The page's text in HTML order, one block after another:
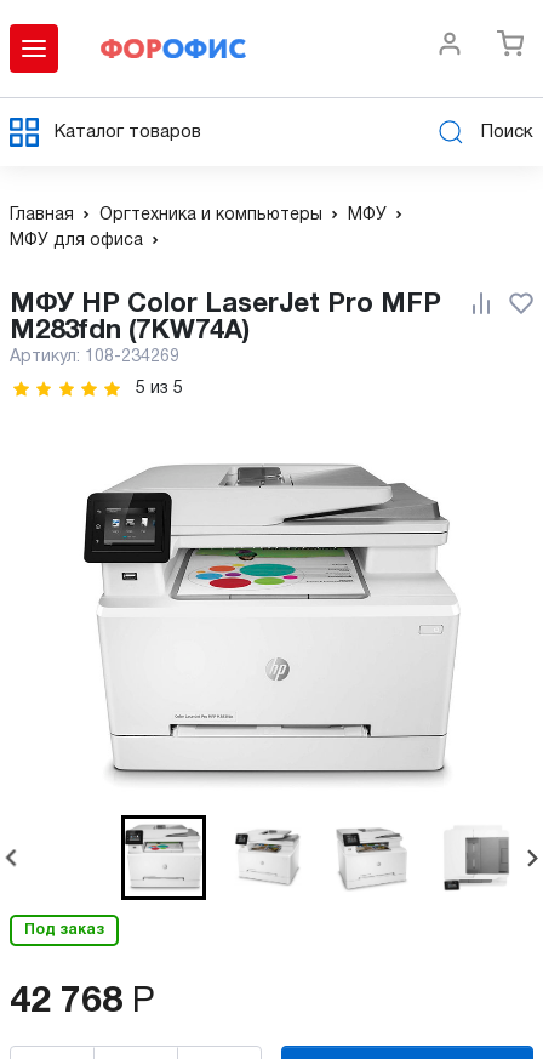
Каталог товаров Поиск
Главная Оргтехника и компьютеры
МФУ
МФУ для офиса
МФУ HP Color LaserJet Pro MFP
M283fdn (7KW74A)
Артикул: 108-234269
5 из 5
Под заказ
42 768 Р